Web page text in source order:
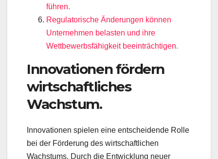
führen.
Regulatorische Änderungen können
Unternehmen belasten und ihre
Wettbewerbsfähigkeit beeinträchtigen.
Innovationen fördern
wirtschaftliches
Wachstum.
Innovationen spielen eine entscheidende Rolle
bei der Förderung des wirtschaftlichen
Wachstums. Durch die Entwicklung neuer